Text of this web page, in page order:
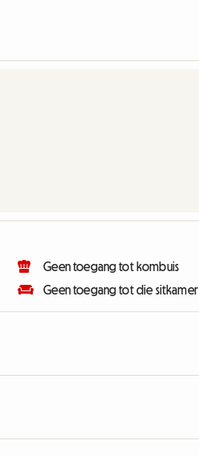
Geen toegang tot kombuis
Geen toegang tot die sitkamer